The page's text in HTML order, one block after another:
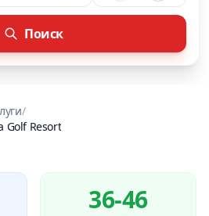
Поиск
/
Golf Resort
36-46